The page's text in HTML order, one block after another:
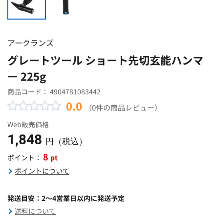
アークランズ
グレートツール ショート先切玄能ハンマ
ー 225g
商品コード： 4904781083442
0.0 （0件の商品レビュー）
Web販売価格
1,848 円（税込）
ポイント： 8 pt
ポイントについて
発送目安：2～4営業日以内に発送予定
送料について